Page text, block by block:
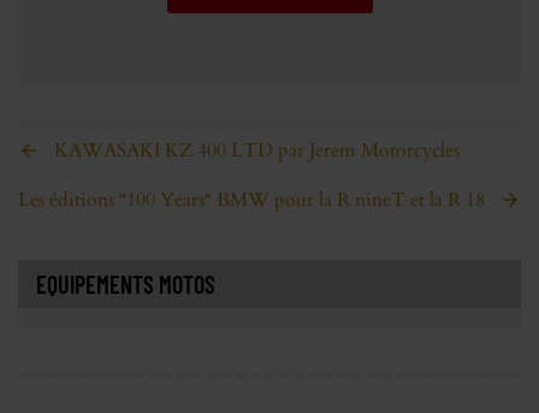
KAWASAKI KZ 400 LTD par Jerem Motorcycles
Les éditions “100 Years“ BMW pour la R nineT et la R 18
EQUIPEMENTS MOTOS